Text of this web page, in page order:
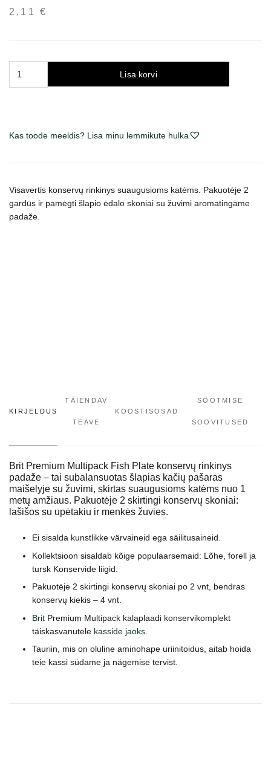
2,11 €
konservų
kogus
Lisa korvi
Kas toode meeldis? Lisa minu lemmikute hulka
Visavertis konservų rinkinys suaugusioms katėms. Pakuotėje 2
gardūs ir pamėgti šlapio ėdalo skoniai su žuvimi aromatingame
padaže.
KIRJELDUS
TÄIENDAV
TEAVE
KOOSTISOSAD
SÖÖTMISE
SOOVITUSED
Brit Premium Multipack Fish Plate konservų rinkinys
padaže – tai subalansuotas šlapias kačių pašaras
maišelyje su žuvimi, skirtas suaugusioms katėms nuo 1
metų amžiaus. Pakuotėje 2 skirtingi konservų skoniai:
lašišos su upėtakiu ir menkės žuvies.
Ei sisalda kunstlikke värvaineid ega säilitusaineid
Kollektsioon sisaldab kõige populaarsemaid: Lõhe, forell ja
tursk Konservide liigid.
Pakuotėje 2 skirtingi konservų skoniai po 2 vnt, bendras
konservų kiekis – 4 vnt.
BritPremium Multipack kalaplaadi konservikomplekt
täiskasvanutele kasside jaoks.
Tauriin, mis on oluline aminohape uriinitoidus, aitab hoida
teie kassi südame ja nägemise tervist.